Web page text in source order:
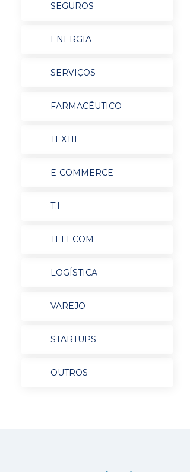
SEGUROS
ENERGIA
SERVIÇOS
FARMACÊUTICO
TEXTIL
E-COMMERCE
T.I
TELECOM
LOGÍSTICA
VAREJO
STARTUPS
OUTROS